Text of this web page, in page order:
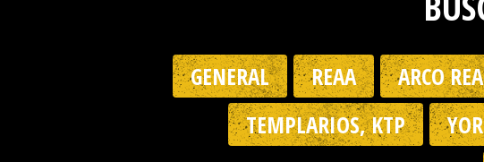
GENERAL REAA ARCO
TEMPLARIOS, KTP